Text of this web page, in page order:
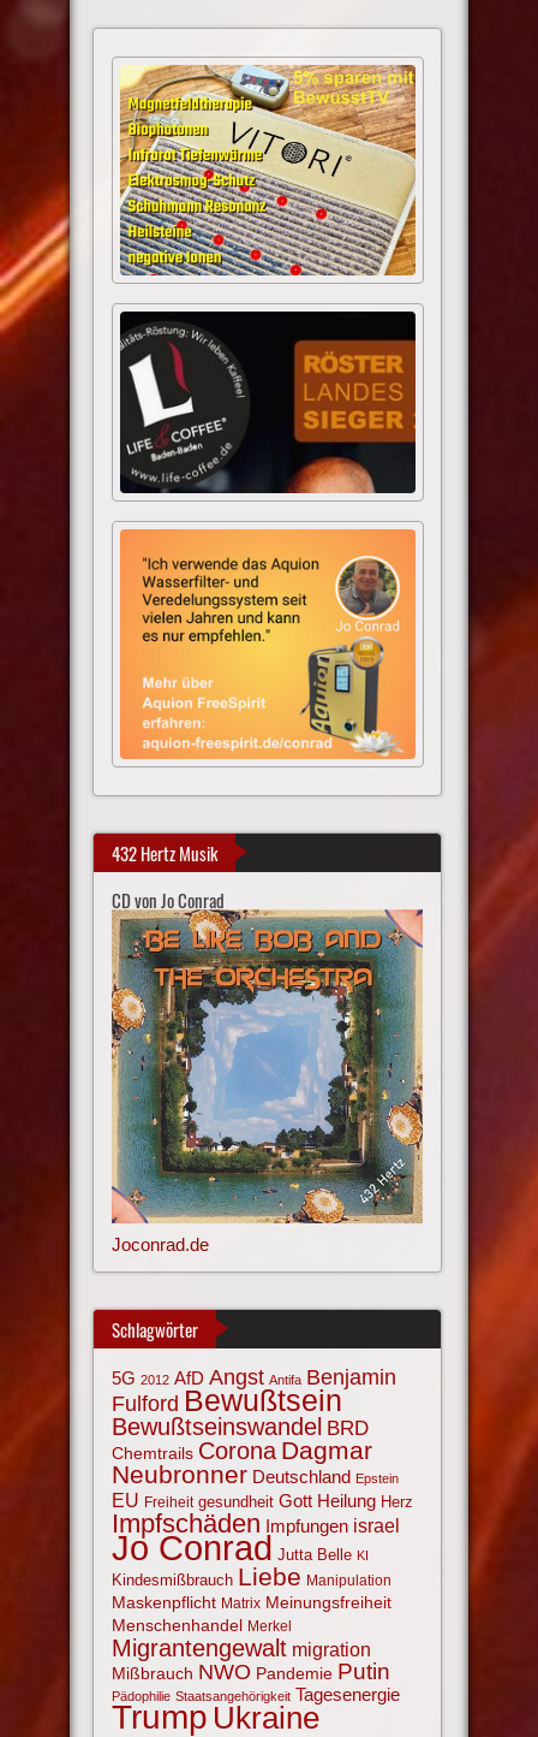
432 Hertz Musik
CD von Jo Conrad
Joconrad.de
Schlagwörter
5G 2012 AfD Angst Antifa Benjamin
Fulford Bewußtsein
Bewußtseinswandel BRD
Chemtrails Corona Dagmar
Neubronner Deutschland Epstein
EU Freiheit gesundheit Gott Heilung Herz
Impfschäden Impfungen israel
Jo Conrad Jutta Belle KI
Kindesmißbrauch Liebe Manipulation
Maskenpflicht Matrix Meinungsfreiheit
Menschenhandel Merkel
Migrantengewalt migration
Mißbrauch NWO Pandemie Putin
Pädophilie Staatsangehörigkeit Tagesenergie
Trump Ukraine